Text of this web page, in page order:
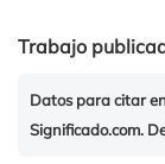
Trabajo
Datos para citar
Significado.com.